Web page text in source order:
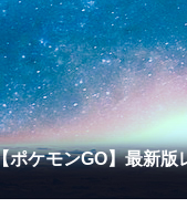
ポケモンGO】最新版